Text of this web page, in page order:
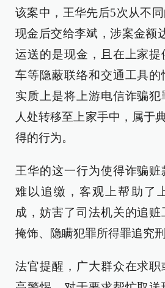
该案中，王华先后5次从不
现金后交给李斌，涉案金额
运送的是现金，且在上家
车等隐蔽联络和交通工具的
实质上是将上游电信诈骗
人处转移至上家手中，属于
得的行为。
王华的这一行为使得诈骗赃
难以追缴，客观上帮助了
成，妨害了司法机关的追
掩饰、隐瞒犯罪所得罪追究刑
法官提醒，广大群众在求